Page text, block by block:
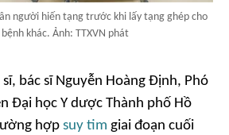
người hiến tạng trước khi lấy tạng ghép cho
khác. Ảnh: TTXVN phát
bác sĩ Nguyễn Hoàng Định, Phó
Đại học Y dược Thành phố Hồ
hợp suy tim giai đoạn cuối